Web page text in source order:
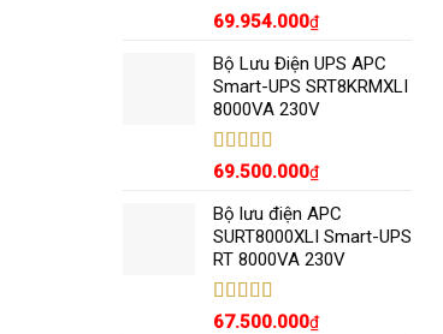
Được xếp
sao
69.954.000₫
Bộ Lưu Điện UPS APC
Smart-UPS SRT8KRMXLI
8000VA 230V
Được xếp
sao
69.500.000₫
Bộ lưu điện APC
SURT8000XLI Smart-UPS
RT 8000VA 230V
Được xếp
67.500.000₫